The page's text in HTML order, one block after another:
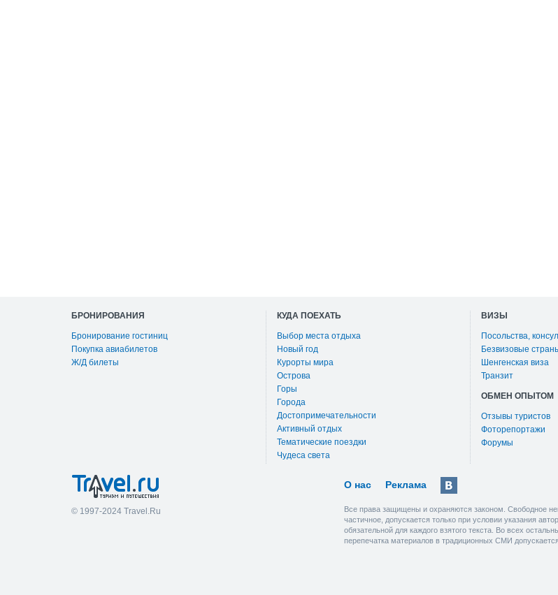
БРОНИРОВАНИЯ
Бронирование гостиниц
Покупка авиабилетов
Ж/Д билеты
КУДА ПОЕХАТЬ
Выбор места отдыха
Новый год
Курорты мира
Острова
Горы
Города
Достопримечательности
Активный отдых
Тематические поездки
Чудеса света
ВИЗЫ
Посольства,
Безвизовые
Шенгенская виза
Транзит
ОБМЕН ОПЫТОМ
Отзывы туристов
Фоторепортажи
Форумы
© 1997-2024 Travel.Ru
О нас Реклама
Все права защищены и охраняются законом. Свободное
частичное, допускается только при условии указания
обязательной для каждого взятого текста. Во всех
перепечатка материалов в традиционных СМИ